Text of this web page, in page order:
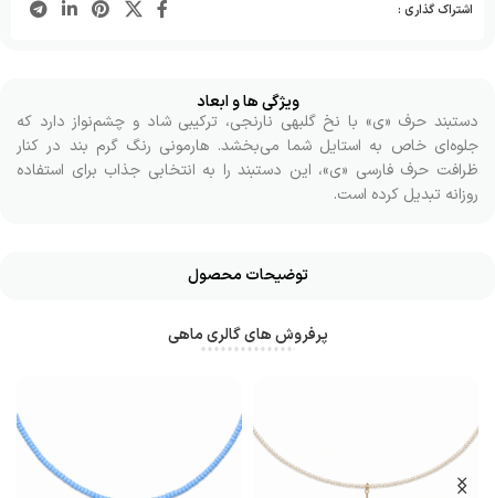
اشتراک گذاری :
ویژگی ها و ابعاد
دستبند حرف «ی» با نخ گلبهی نارنجی، ترکیبی شاد و چشم‌نواز دارد که
جلوه‌ای خاص به استایل شما می‌بخشد. هارمونی رنگ گرم بند در کنار
ظرافت حرف فارسی «ی»، این دستبند را به انتخابی جذاب برای استفاده
روزانه تبدیل کرده است.
توضیحات محصول
پرفروش های گالری ماهی